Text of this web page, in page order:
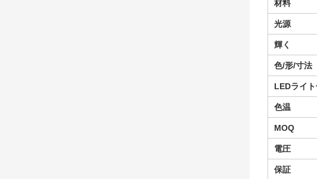
材料
光源
輝く
色/形/寸法
LEDライ
色温
MOQ
電圧
保証